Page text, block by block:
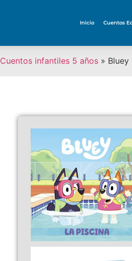
Inicio Cuentos
Cuentos infantiles 5 años » Bluey